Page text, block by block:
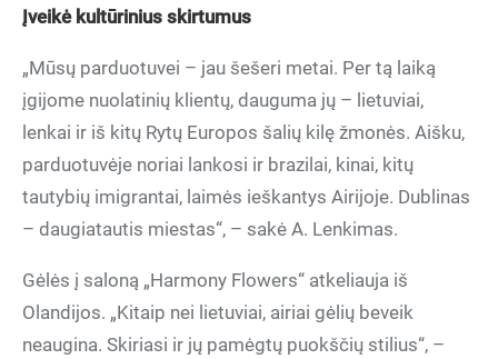
Įveikė kultūrinius skirtumus
„Mūsų parduotuvei – jau šešeri metai. Per tą laiką
įgijome nuolatinių klientų, dauguma jų – lietuviai,
lenkai ir iš kitų Rytų Europos šalių kilę žmonės. Aišku,
parduotuvėje noriai lankosi ir brazilai, kinai, kitų
tautybių imigrantai, laimės ieškantys Airijoje. Dublinas
– daugiatautis miestas“, – sakė A. Lenkimas.
Gėlės į saloną „Harmony Flowers“ atkeliauja iš
Olandijos. „Kitaip nei lietuviai, airiai gėlių beveik
neaugina. Skiriasi ir jų pamėgtų puokščių stilius“, –